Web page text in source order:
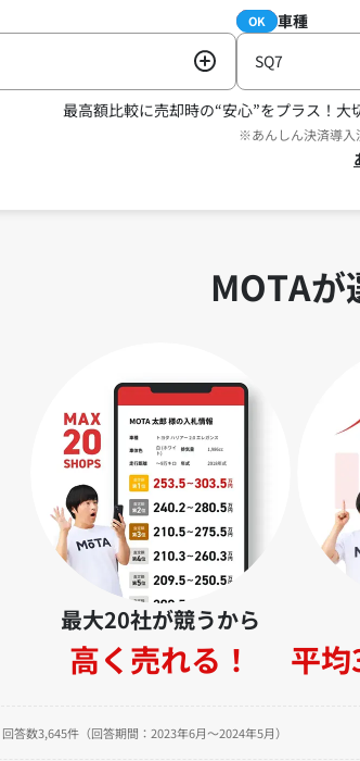
必須 車種
OK
SQ7
最高額比較に売却時の“安心”をプラス！ 大
※あんしん決済導入
MOTAが
最大20社が競うから
高く売れる！ 平
答数3,645件（回答期間：2023年6月～2024年5月）